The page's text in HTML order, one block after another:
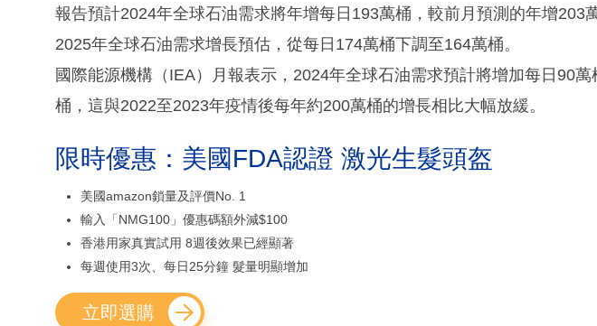
報告預計2024年全球石油需求將年增每日193萬桶，較前月預測的年增203
2025年全球石油需求增長預估，從每日174萬桶下調至164萬桶。
國際能源機構（IEA）月報表示，2024年全球石油需求預計將增加每日90
桶，這與2022至2023年疫情後每年約200萬桶的增長相比大幅放緩。
限時優惠：美國FDA認證 激光生髮頭盔
美國amazon鎖量及評價No. 1
輸入「NMG100」優惠碼額外減$100
香港用家真實試用 8週後效果已經顯著
每週使用3次、每日25分鐘 髮量明顯增加
立即選購